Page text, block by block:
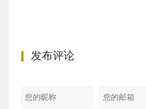
发布评论